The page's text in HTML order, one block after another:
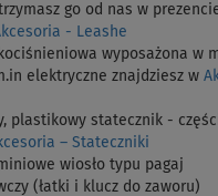
go od nas w
- Leashe
wyposażona w
elektryczne znajdziesz w
plastikowy statecznik -
– Stateczniki
wiosło typu pagaj
(łatki i klucz do zaworu)